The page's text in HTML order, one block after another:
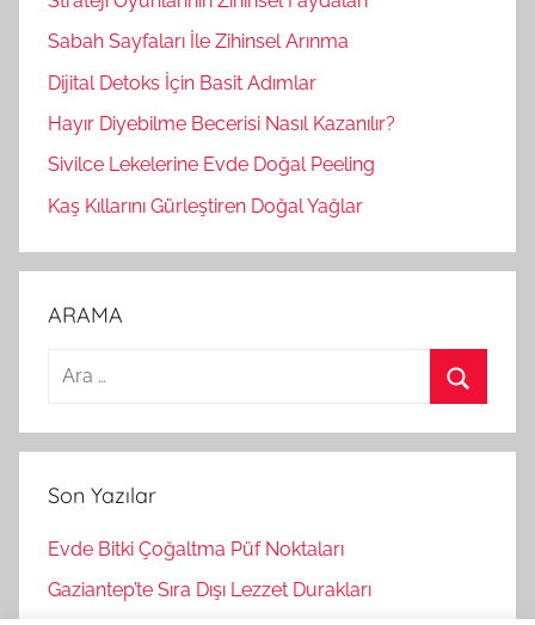
Sabah Sayfaları İle Zihinsel Arınma
Dijital Detoks İçin Basit Adımlar
Hayır Diyebilme Becerisi Nasıl Kazanılır?
Sivilce Lekelerine Evde Doğal Peeling
Kaş Kıllarını Gürleştiren Doğal Yağlar
ARAMA
a
a
r
Son Yazılar
Evde Bitki Çoğaltma Püf Noktaları
Gaziantep’te Sıra Dışı Lezzet Durakları